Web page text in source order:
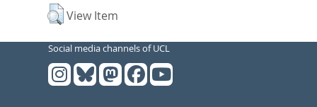
View Item
Social media channels of UCL